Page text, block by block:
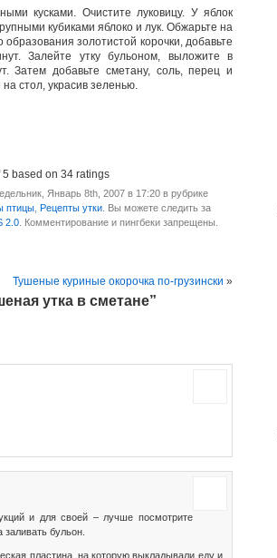
кусками. Очистите луковицу. У яблок
кубиками яблоко и лук. Обжарьте на
образования золотистой корочки, добавьте
Залейте утку бульоном, выложите в
Затем добавьте сметану, соль, перец и
стол, украсив зеленью.
5 based on 34 ratings
Январь 8th, 2007 в 17:20 в рубрике
птицы, Рецепты утки. Вы можете следить за
2.0 . Комментирование и пингбеки запрещены.
Тушеные куриные окорочка по-грузински »
утка в сметане”
и для своей – лучше посмотрите
заливать бульон.
пластина, на которую выкладывали еду и